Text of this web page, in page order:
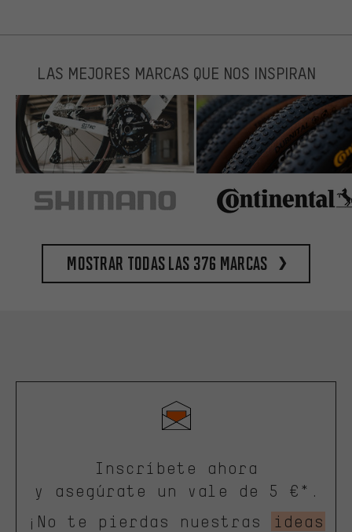
LAS MEJORES MARCAS QUE NOS INSPIRAN
Mostrar todas las 376 marcas
Inscríbete ahora
y asegúrate un vale de 5 €*.
¡No te pierdas nuestras
ideas